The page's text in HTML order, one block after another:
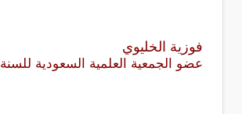
فوزية الخليوي
عضو الجمعية العلمية السعودية للسنة